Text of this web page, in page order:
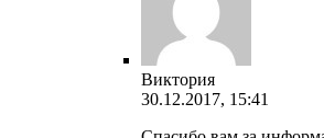
Виктория
30.12.2017, 15:41